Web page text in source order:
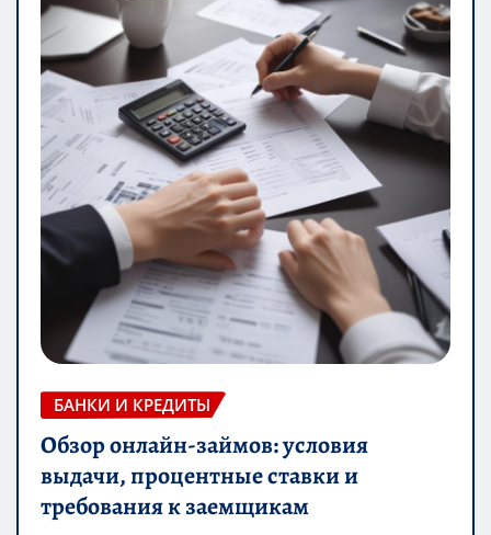
БАНКИ И КРЕДИТЫ
Обзор онлайн-займов: условия
выдачи, процентные ставки и
требования к заемщикам